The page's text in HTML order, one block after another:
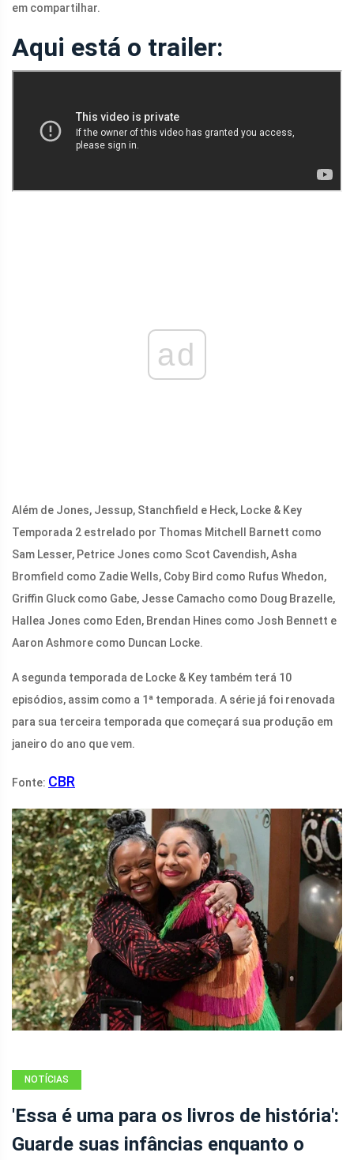
em compartilhar.
Aqui está o trailer:
ad
Além de Jones, Jessup, Stanchfield e Heck, Locke & Key
Temporada 2 estrelado por Thomas Mitchell Barnett como
Sam Lesser, Petrice Jones como Scot Cavendish, Asha
Bromfield como Zadie Wells, Coby Bird como Rufus Whedon,
Griffin Gluck como Gabe, Jesse Camacho como Doug Brazelle,
Hallea Jones como Eden, Brendan Hines como Josh Bennett e
Aaron Ashmore como Duncan Locke.
A segunda temporada de Locke & Key também terá 10
episódios, assim como a 1ª temporada. A série já foi renovada
para sua terceira temporada que começará sua produção em
janeiro do ano que vem.
Fonte: CBR
NOTÍCIAS
'Essa é uma para os livros de história':
Guarde suas infâncias enquanto o